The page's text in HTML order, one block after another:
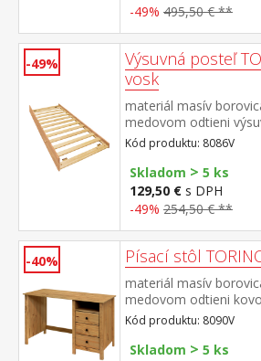
možno dokúpiť
8086V alebo 8086VK
-49% 495,50 € **
-49%
Výsuvná posteľ
vosk
materiál masív
medovom odtieni
cena bez matraca
výška matraca 14 cm
matraca 90 × 200 cm
prístelka k pohovke
Kód produktu: 8086V
Skladom > 5 ks
129,50 € s DPH
-49% 254,50 € **
-40% Písací stôl
materiál masív
medovom odtieni
farebnom prevedení
zásuvky s kovovými
Kód produktu: 8090V
Skladom > 5 ks